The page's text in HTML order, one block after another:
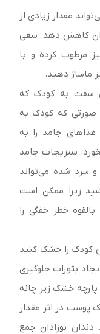
مقدار زیادی از
کاهش دهد. سعی
مرطوب کرده و با
ماساژ دهید.
سفت به کودک که
که کودک به
غذا‌های جامد را به
سبزیجات جامد
سرد شده می‌تواند
زیرا ممکن است
خطر خفگی را
کودک را خشک کنید
بثورات جلوگیری
خشک زیر چانه
پوست در اثر مقدار
نوزادان جمع